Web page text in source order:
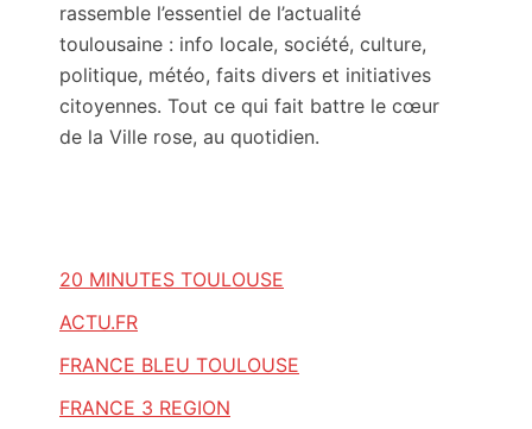
rassemble l’essentiel de l’actualité
toulousaine : info locale, société, culture,
politique, météo, faits divers et initiatives
citoyennes. Tout ce qui fait battre le cœur
de la Ville rose, au quotidien.
20 MINUTES TOULOUSE
ACTU.FR
FRANCE BLEU TOULOUSE
FRANCE 3 REGION